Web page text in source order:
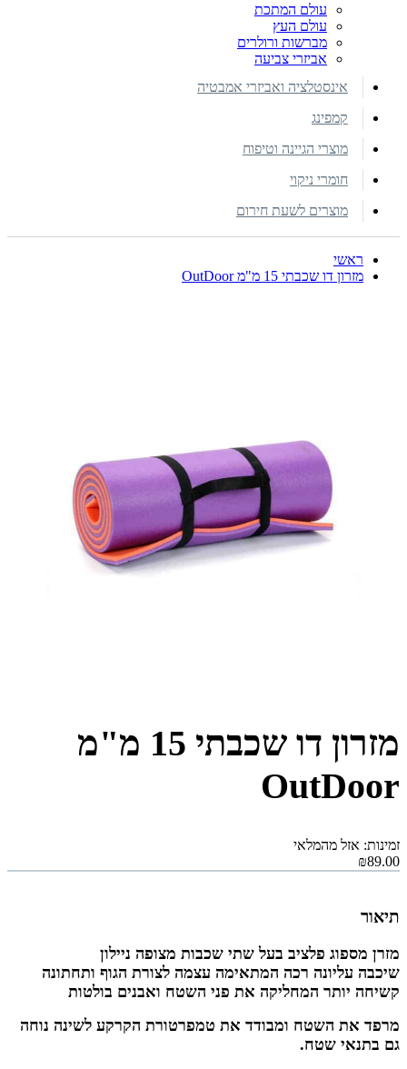
עולם המתכת
עולם העץ
מברשות ורולרים
אביזרי צביעה
אינסטלציה ואביזרי אמבטיה
קמפינג
מוצרי הגיינה וטיפוח
חומרי ניקוי
מוצרים לשעת חירום
ראשי
מזרון דו שכבתי 15 מ"מ OutDoor
מזרון דו שכבתי 15 מ"מ
OutDoor
זמינות: אזל מהמלאי
₪89.00
תיאור
מזרן מספוג פלציב בעל שתי שכבות מצופה ניילון
שיכבה עליונה רכה המתאימה עצמה לצורת הגוף ותחתונה
קשיחה יותר המחליקה את פני השטח ואבנים בולטות
מרפד את השטח ומבודד את טמפרטורת הקרקע לשינה נוחה
גם בתנאי שטח.